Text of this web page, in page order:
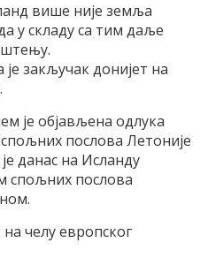
више није земља
у складу са тим даље
закључак донијет на
је објављена одлука
послова Летоније
данас на Исланду
спољних послова
челу европског